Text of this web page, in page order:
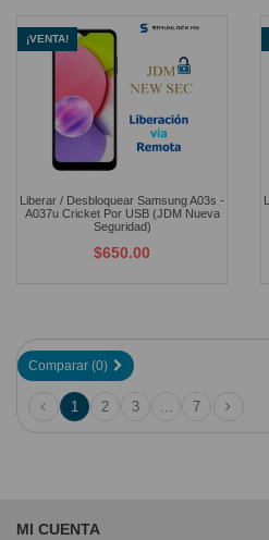
¡VENTA!
Liberar / Desbloquear Samsung A03s -
A037u Cricket Por USB (JDM Nueva
Seguridad)
$650.00
Comparar (0)
1 2 3 ... 7
MI CUENTA